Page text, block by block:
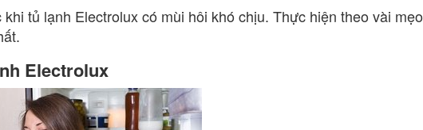
tủ lạnh Electrolux có mùi hôi khó chịu. Thực hiện theo vài mẹo
Electrolux